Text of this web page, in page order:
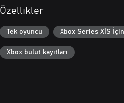
Özellikler
Tek oyuncu Xbox Series X|S
Xbox bulut kayıtları